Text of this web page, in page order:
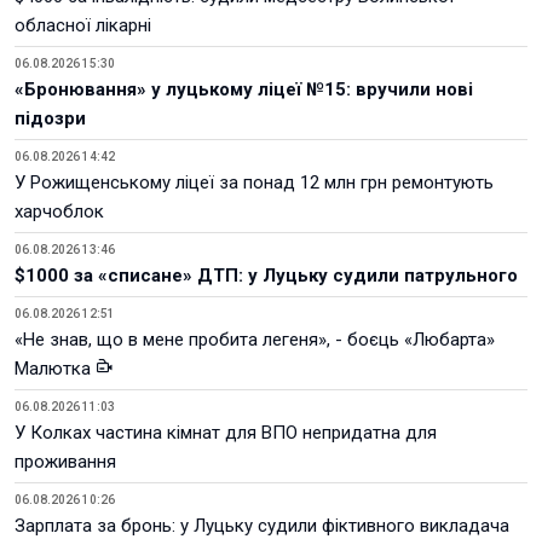
обласної лікарні
06.08.2026 15:30
«Бронювання» у луцькому ліцеї №15: вручили нові
підозри
06.08.2026 14:42
У Рожищенському ліцеї за понад 12 млн грн ремонтують
харчоблок
06.08.2026 13:46
$1000 за «списане» ДТП: у Луцьку судили патрульного
06.08.2026 12:51
«Не знав, що в мене пробита легеня», - боєць «Любарта»
Малютка
06.08.2026 11:03
У Колках частина кімнат для ВПО непридатна для
проживання
06.08.2026 10:26
Зарплата за бронь: у Луцьку судили фіктивного викладача